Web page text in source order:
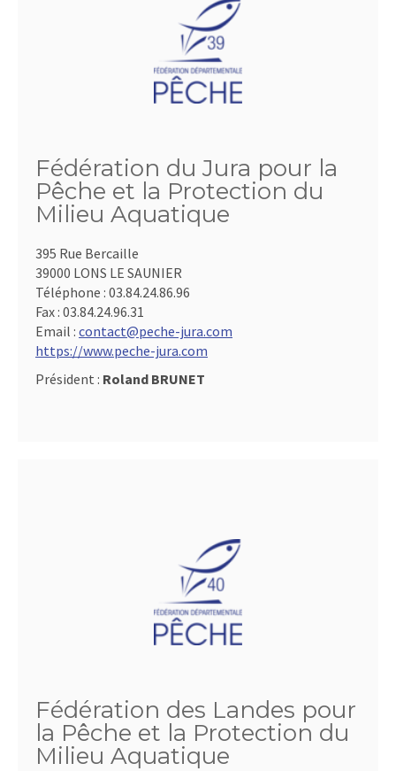
Fédération du Jura pour la
Pêche et la Protection du
Milieu Aquatique
395 Rue Bercaille
39000 LONS LE SAUNIER
Téléphone : 03.84.24.86.96
Fax : 03.84.24.96.31
Email : contact@peche-jura.com
https://www.peche-jura.com
Président : Roland BRUNET
Fédération des Landes pour
la Pêche et la Protection du
Milieu Aquatique